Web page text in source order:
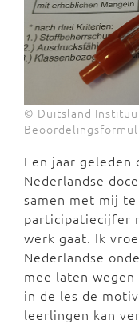
© Duitsland
Een jaar geleden
Nederlandse
samen met mij
participatiecijfer
werk gaat. Ik
Nederlandse
mee laten
in de les de
leerlingen kan